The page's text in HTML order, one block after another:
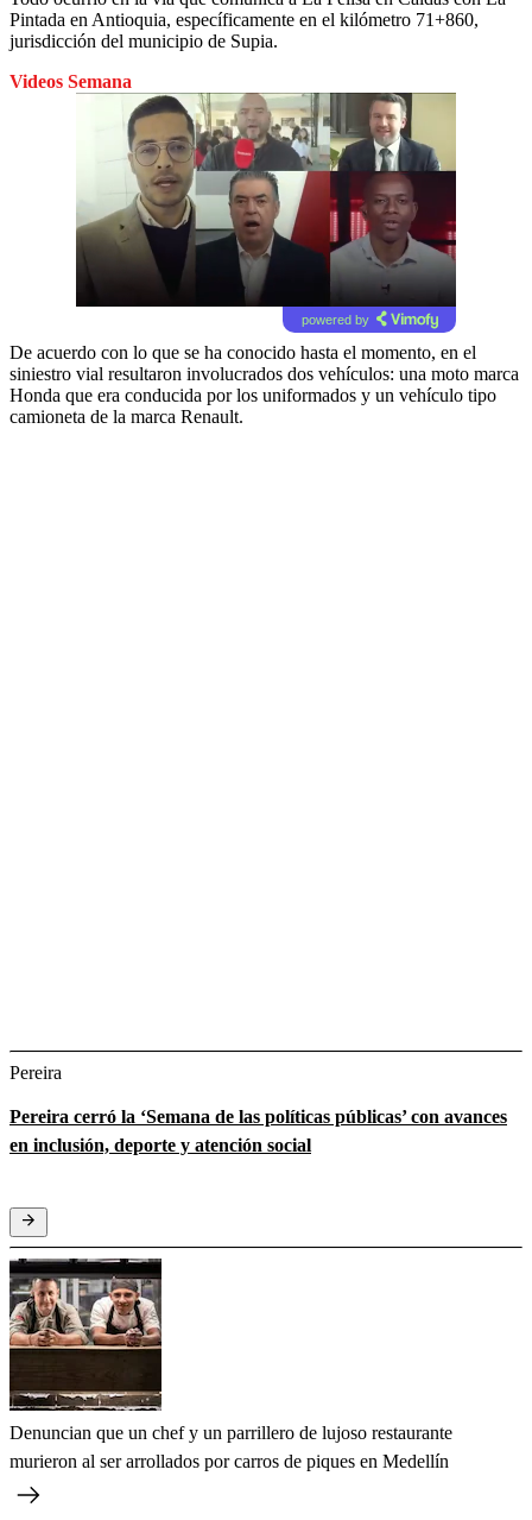
Pintada en Antioquia, específicamente en el kilómetro 71+860,
jurisdicción del municipio de Supia.
Videos Semana
powered by
De acuerdo con lo que se ha conocido hasta el momento, en el
siniestro vial resultaron involucrados dos vehículos: una moto marca
Honda que era conducida por los uniformados y un vehículo tipo
camioneta de la marca Renault.
Pereira
Pereira cerró la ‘Semana de las políticas públicas’ con avances
en inclusión, deporte y atención social
Denuncian que un chef y un parrillero de lujoso restaurante
murieron al ser arrollados por carros de piques en Medellín